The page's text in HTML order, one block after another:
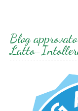
Blog
Latto-